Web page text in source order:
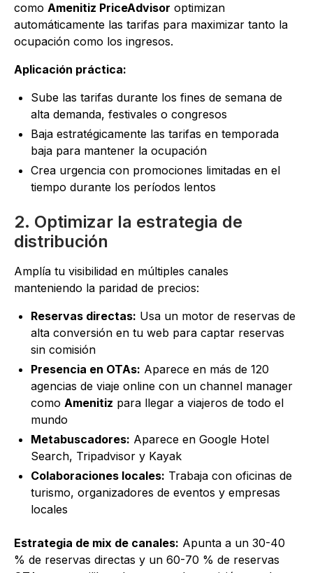
como Amenitiz PriceAdvisor optimizan
automáticamente las tarifas para maximizar tanto la
ocupación como los ingresos.
Aplicación práctica:
Sube las tarifas durante los fines de semana de
alta demanda, festivales o congresos
Baja estratégicamente las tarifas en temporada
baja para mantener la ocupación
Crea urgencia con promociones limitadas en el
tiempo durante los períodos lentos
2. Optimizar la estrategia de
distribución
Amplía tu visibilidad en múltiples canales
manteniendo la paridad de precios:
Reservas directas: Usa un motor de reservas de
alta conversión en tu web para captar reservas
sin comisión
Presencia en OTAs: Aparece en más de 120
agencias de viaje online con un channel manager
como Amenitiz para llegar a viajeros de todo el
mundo
Metabuscadores: Aparece en Google Hotel
Search, Tripadvisor y Kayak
Colaboraciones locales: Trabaja con oficinas de
turismo, organizadores de eventos y empresas
locales
Estrategia de mix de canales: Apunta a un 30-40
% de reservas directas y un 60-70 % de reservas